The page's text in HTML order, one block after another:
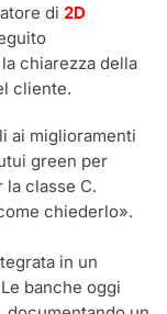
di 2D
chiarezza della
cliente.
ai miglioramenti
green per
la classe C.
chiederlo».
in un
banche oggi